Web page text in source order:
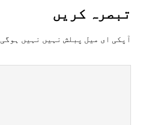
تبصرہ کريں
آپکی ای ميل پبلش نہيں نہيں ہوگی.